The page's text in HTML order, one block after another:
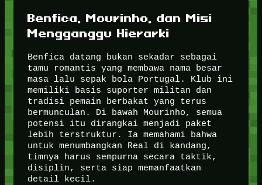
Benfica, Mourinho, dan Misi
Mengganggu Hierarki
Benfica datang bukan sekadar sebagai
tamu romantis yang membawa nama besar
masa lalu sepak bola Portugal. Klub ini
memiliki basis suporter militan dan
tradisi pemain berbakat yang terus
bermunculan. Di bawah Mourinho, semua
potensi itu dirangkai menjadi paket
lebih terstruktur. Ia memahami bahwa
untuk menumbangkan Real di kandang,
timnya harus sempurna secara taktik,
disiplin, serta siap memanfaatkan
detail kecil.